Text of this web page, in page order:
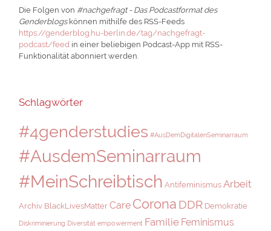
Die Folgen von #nachgefragt - Das Podcastformat des
Genderblogskönnen mithilfe des RSS-Feeds
https://genderblog.hu-berlin.de/tag/nachgefragt-
podcast/feed in einer beliebigen Podcast-App mit RSS-
Funktionalität abonniert werden.
Schlagwörter
#4genderstudies #AusDemDigitalenSeminarraum
#AusdemSeminarraum
#MeinSchreibtisch Antifeminismus Arbeit
Archiv BlackLivesMatter Care Corona DDR Demokratie
Diskriminierung Diversität empowerment Familie Feminismus